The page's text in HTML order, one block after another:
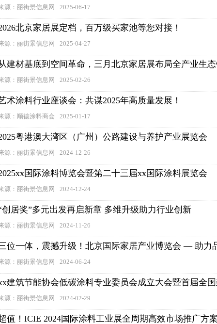
源：丽街景信息网 2025-06-17
北京家居展定档，百万级买家池等您对接！
源：丽街景信息网 2025-04-27
建材基底到空间革命，三月北京家居展布局全产业生
源：丽街景信息网 2025-02-26
术涂料行业座谈会：共谋2025年高质量发展！
源：顺德涂料商会 2025-01-17
粤港澳大湾区（广州）公路建设与养护产业展览会
源：丽街景信息网 2024-12-26
国际涂料博览会暨第二十三届xx国际涂料展览会
源：丽街景信息网 2024-12-24
创居奖”多元出发再启新章 多维升级助力行业创新
源：丽街景信息网 2024-11-26
位一体，震撼升级！北京国际家居产业博览会 — 助力
源：丽街景信息网 2024-06-24
建筑节能协会低碳涂料专业委员会成立大会暨首届全
源：丽街景信息网 2024-02-29
值！ICIE 2024国际涂料工业展全周期高效市场推广方